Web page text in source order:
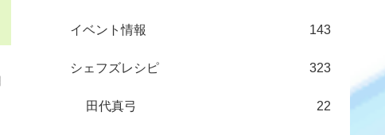
イベント情報 143
シェフズレシピ 323
田代真弓 22